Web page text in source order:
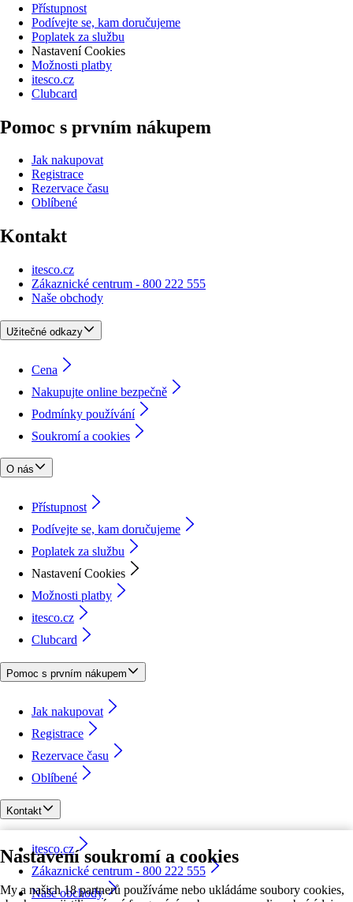
Nastavení soukromí a cookies
My a našich 18 partnerů používáme nebo ukládáme soubory cookies,
Přístupnost
Podívejte se, kam doručujeme
Poplatek za službu
Nastavení Cookies
Možnosti platby
itesco.cz
Clubcard
Pomoc s prvním nákupem
Jak nakupovat
Registrace
Rezervace času
Oblíbené
Kontakt
itesco.cz
Zákaznické centrum - 800 222 555
Naše obchody
Užitečné odkazy
Cena
Nakupujte online bezpečně
Podmínky používání
Soukromí a cookies
O nás
Přístupnost
Podívejte se, kam doručujeme
Poplatek za službu
Nastavení Cookies
Možnosti platby
itesco.cz
Clubcard
Pomoc s prvním nákupem
Jak nakupovat
Registrace
Rezervace času
Oblíbené
Kontakt
itesco.cz
Zákaznické centrum - 800 222 555
Naše obchody